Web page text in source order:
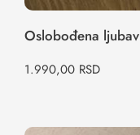
Oslobođena ljubav
1.990,00 RSD